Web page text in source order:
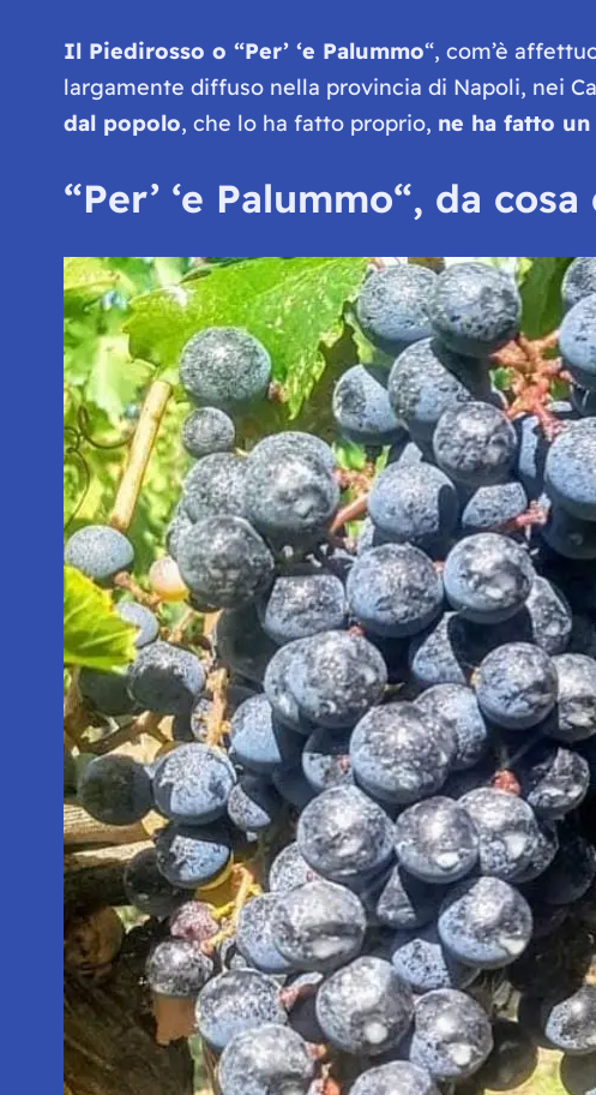
Il Piedirosso o “Per’ ‘e Palummo“, com’è
largamente diffuso nella provincia di Napoli, nei
dal popolo, che lo ha fatto proprio, ne ha fatto
“Per’ ‘e Palummo“, da